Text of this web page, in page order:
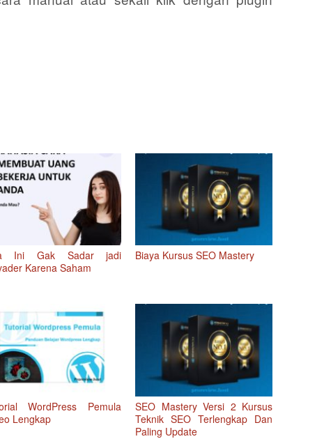
Ini Gak Sadar jadi
Karena Saham
Biaya Kursus SEO Mastery
WordPress Pemula
Lengkap
SEO Mastery Versi 2 Kursus
Teknik SEO Terlengkap Dan
Paling Update